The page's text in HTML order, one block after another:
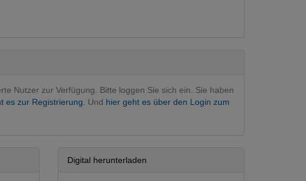
Nutzer zur Verfügung. Bitte loggen Sie sich ein. Sie haben
es zur Registrierung. Und hier geht es über den Login zum
Digital herunterladen